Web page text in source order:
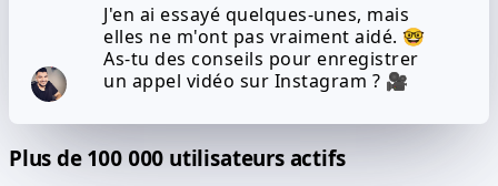
J'en ai essayé quelques-unes, mais
elles ne m'ont pas vraiment aidé. 🤓
As-tu des conseils pour enregistrer
un appel vidéo sur Instagram ? 🎥
Plus de 100 000 utilisateurs actifs